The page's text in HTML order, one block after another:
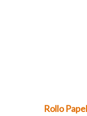
Rollo